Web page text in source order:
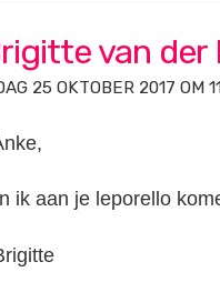
van der
25 OKTOBER 2017 OM
ik aan je leporello